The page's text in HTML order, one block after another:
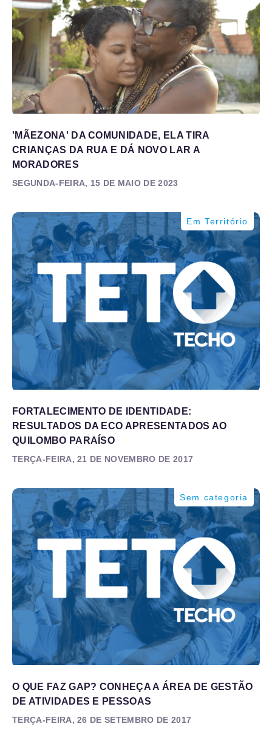
'MÃEZONA' DA COMUNIDADE, ELA TIRA
CRIANÇAS DA RUA E DÁ NOVO LAR A
MORADORES
SEGUNDA-FEIRA, 15 DE MAIO DE 2023
Em Território
FORTALECIMENTO DE IDENTIDADE:
RESULTADOS DA ECO APRESENTADOS AO
QUILOMBO PARAÍSO
TERÇA-FEIRA, 21 DE NOVEMBRO DE 2017
Sem categoria
O QUE FAZ GAP? CONHEÇA A ÁREA DE GESTÃO
DE ATIVIDADES E PESSOAS
TERÇA-FEIRA, 26 DE SETEMBRO DE 2017